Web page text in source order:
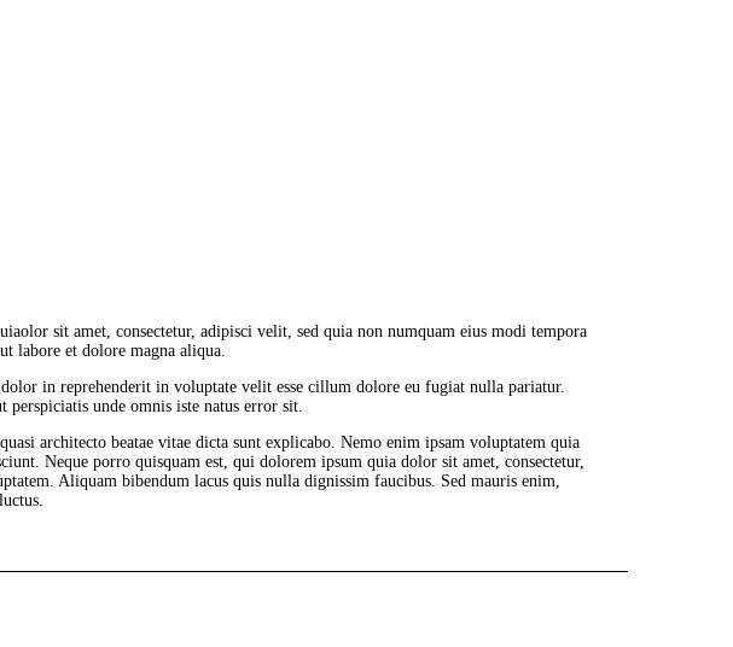
sit amet, consectetur, adipisci velit, sed quia non numquam eius modi tempora
labore et dolore magna aliqua.
in reprehenderit in voluptate velit esse cillum dolore eu fugiat nulla pariatur.
unde omnis iste natus error sit.
architecto beatae vitae dicta sunt explicabo. Nemo enim ipsam voluptatem quia
Neque porro quisquam est, qui dolorem ipsum quia dolor sit amet, consectetur,
Aliquam bibendum lacus quis nulla dignissim faucibus. Sed mauris enim,